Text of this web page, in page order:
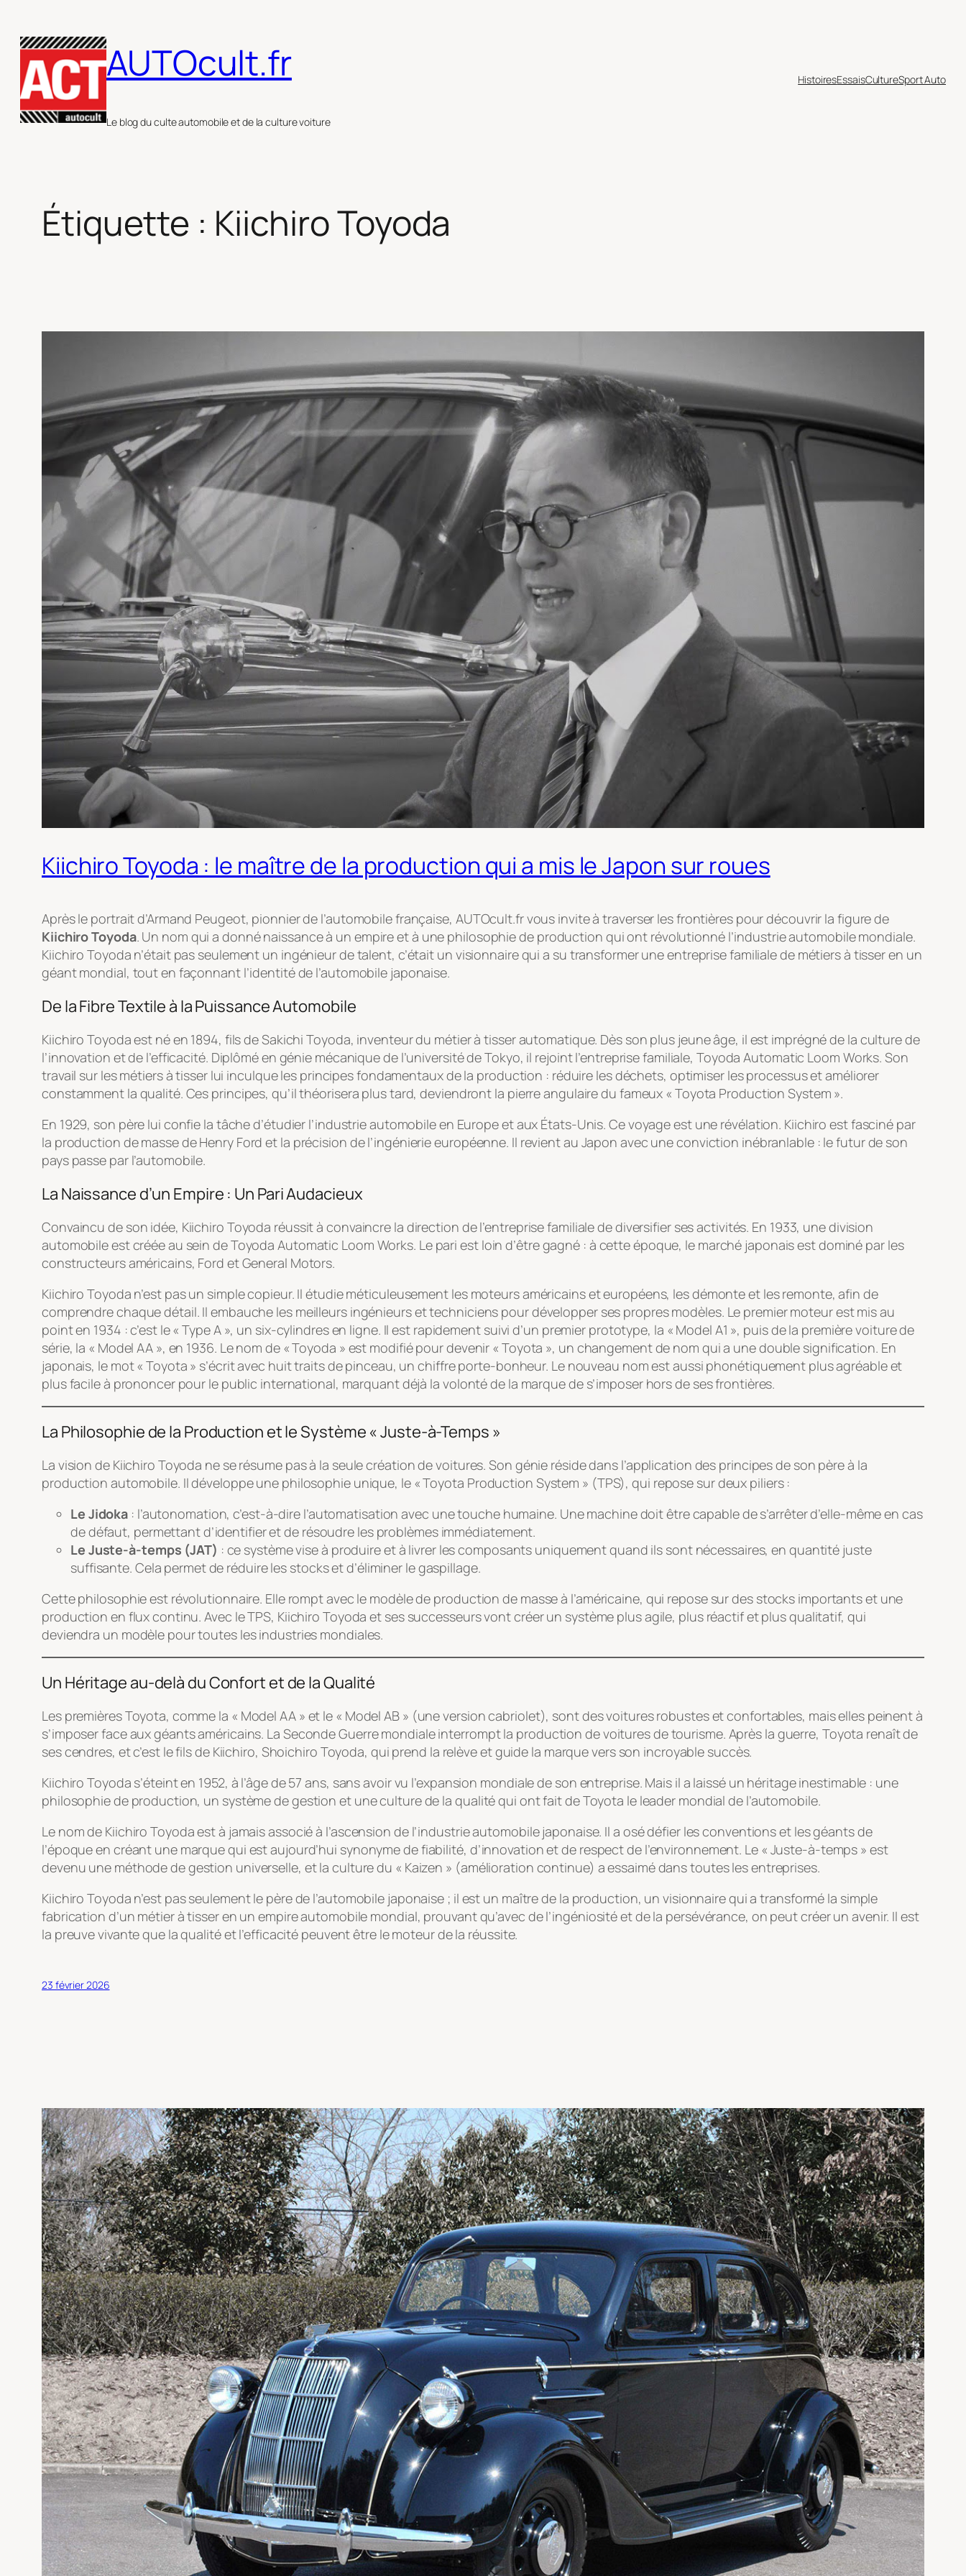
au
contenu
AUTOcult.fr
Le blog du culte automobile et de la culture voiture
HistoiresEssaisCultureSport Auto
Étiquette : Kiichiro Toyoda
Kiichiro Toyoda : le maître de la production qui a mis le Japon sur roues
Après le portrait d’Armand Peugeot, pionnier de l’automobile française, AUTOcult.fr vous invite à traverser les frontières pour découvrir la figure de
Kiichiro Toyoda. Un nom qui a donné naissance à un empire et à une philosophie de production qui ont révolutionné l’industrie automobile mondiale.
Kiichiro Toyoda n’était pas seulement un ingénieur de talent, c’était un visionnaire qui a su transformer une entreprise familiale de métiers à tisser en un
géant mondial, tout en façonnant l’identité de l’automobile japonaise.
De la Fibre Textile à la Puissance Automobile
Kiichiro Toyoda est né en 1894, fils de Sakichi Toyoda, inventeur du métier à tisser automatique. Dès son plus jeune âge, il est imprégné de la culture de
l’innovation et de l’efficacité. Diplômé en génie mécanique de l’université de Tokyo, il rejoint l’entreprise familiale, Toyoda Automatic Loom Works. Son
travail sur les métiers à tisser lui inculque les principes fondamentaux de la production : réduire les déchets, optimiser les processus et améliorer
constamment la qualité. Ces principes, qu’il théorisera plus tard, deviendront la pierre angulaire du fameux « Toyota Production System ».
En 1929, son père lui confie la tâche d’étudier l’industrie automobile en Europe et aux États-Unis. Ce voyage est une révélation. Kiichiro est fasciné par
la production de masse de Henry Ford et la précision de l’ingénierie européenne. Il revient au Japon avec une conviction inébranlable : le futur de son
pays passe par l’automobile.
La Naissance d’un Empire : Un Pari Audacieux
Convaincu de son idée, Kiichiro Toyoda réussit à convaincre la direction de l’entreprise familiale de diversifier ses activités. En 1933, une division
automobile est créée au sein de Toyoda Automatic Loom Works. Le pari est loin d’être gagné : à cette époque, le marché japonais est dominé par les
constructeurs américains, Ford et General Motors.
Kiichiro Toyoda n’est pas un simple copieur. Il étudie méticuleusement les moteurs américains et européens, les démonte et les remonte, afin de
comprendre chaque détail. Il embauche les meilleurs ingénieurs et techniciens pour développer ses propres modèles. Le premier moteur est mis au
point en 1934 : c’est le « Type A », un six-cylindres en ligne. Il est rapidement suivi d’un premier prototype, la « Model A1 », puis de la première voiture de
série, la « Model AA », en 1936. Le nom de « Toyoda » est modifié pour devenir « Toyota », un changement de nom qui a une double signification. En
japonais, le mot « Toyota » s’écrit avec huit traits de pinceau, un chiffre porte-bonheur. Le nouveau nom est aussi phonétiquement plus agréable et
plus facile à prononcer pour le public international, marquant déjà la volonté de la marque de s’imposer hors de ses frontières.
La Philosophie de la Production et le Système « Juste-à-Temps »
La vision de Kiichiro Toyoda ne se résume pas à la seule création de voitures. Son génie réside dans l’application des principes de son père à la
production automobile. Il développe une philosophie unique, le « Toyota Production System » (TPS), qui repose sur deux piliers :
Le Jidoka : l’autonomation, c’est-à-dire l’automatisation avec une touche humaine. Une machine doit être capable de s’arrêter d’elle-même en cas
de défaut, permettant d’identifier et de résoudre les problèmes immédiatement.
Le Juste-à-temps (JAT) : ce système vise à produire et à livrer les composants uniquement quand ils sont nécessaires, en quantité juste
suffisante. Cela permet de réduire les stocks et d’éliminer le gaspillage.
Cette philosophie est révolutionnaire. Elle rompt avec le modèle de production de masse à l’américaine, qui repose sur des stocks importants et une
production en flux continu. Avec le TPS, Kiichiro Toyoda et ses successeurs vont créer un système plus agile, plus réactif et plus qualitatif, qui
deviendra un modèle pour toutes les industries mondiales.
Un Héritage au-delà du Confort et de la Qualité
Les premières Toyota, comme la « Model AA » et le « Model AB » (une version cabriolet), sont des voitures robustes et confortables, mais elles peinent à
s’imposer face aux géants américains. La Seconde Guerre mondiale interrompt la production de voitures de tourisme. Après la guerre, Toyota renaît de
ses cendres, et c’est le fils de Kiichiro, Shoichiro Toyoda, qui prend la relève et guide la marque vers son incroyable succès.
Kiichiro Toyoda s’éteint en 1952, à l’âge de 57 ans, sans avoir vu l’expansion mondiale de son entreprise. Mais il a laissé un héritage inestimable : une
philosophie de production, un système de gestion et une culture de la qualité qui ont fait de Toyota le leader mondial de l’automobile.
Le nom de Kiichiro Toyoda est à jamais associé à l’ascension de l’industrie automobile japonaise. Il a osé défier les conventions et les géants de
l’époque en créant une marque qui est aujourd’hui synonyme de fiabilité, d’innovation et de respect de l’environnement. Le « Juste-à-temps » est
devenu une méthode de gestion universelle, et la culture du « Kaizen » (amélioration continue) a essaimé dans toutes les entreprises.
Kiichiro Toyoda n’est pas seulement le père de l’automobile japonaise ; il est un maître de la production, un visionnaire qui a transformé la simple
fabrication d’un métier à tisser en un empire automobile mondial, prouvant qu’avec de l’ingéniosité et de la persévérance, on peut créer un avenir. Il est
la preuve vivante que la qualité et l’efficacité peuvent être le moteur de la réussite.
23 février 2026